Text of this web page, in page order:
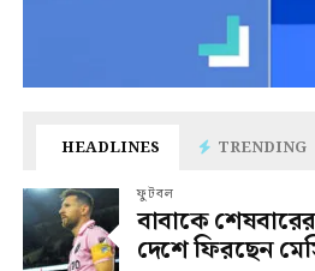
HEADLINES TRENDING
ফুটবল
বাবাকে
দেশে ফিরছেন